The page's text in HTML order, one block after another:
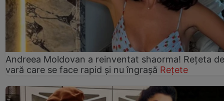
Andreea Moldovan a reinventat shaorma! Rețeta de
vară care se face rapid și nu îngrașă Rețete